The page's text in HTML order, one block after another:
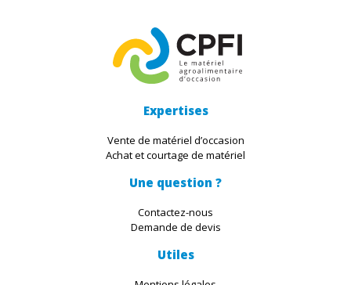
Expertises
Vente de matériel d’occasion
Achat et courtage de matériel
Une question ?
Contactez-nous
Demande de devis
Utiles